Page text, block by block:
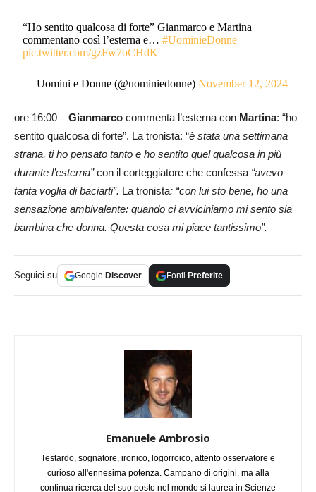
“Ho sentito qualcosa di forte” Gianmarco e Martina
commentano così l’esterna e…#UominieDonne
pic.twitter.com/gzFw7oCHdK
— Uomini e Donne (@uominiedonne)November 12, 2024
ore 16:00 –Gianmarco commenta l’esterna con Martina: “ho
sentito qualcosa di forte”. La tronista: “è stata una settimana
strana, ti ho pensato tanto e ho sentito quel qualcosa in più
durante l’esterna”con il corteggiatore che confessa“avevo
tanta voglia di baciarti”. La tronista: “con lui sto bene, ho una
sensazione ambivalente: quando ci avviciniamo mi sento sia
bambina che donna. Questa cosa mi piace tantissimo”.
Seguici su Google Discover Fonti Preferite
Emanuele Ambrosio
Testardo, sognatore, ironico, logorroico, attento osservatore e
curioso all'ennesima potenza. Campano di origini, ma alla
continua ricerca del suo posto nel mondo si laurea in Scienze